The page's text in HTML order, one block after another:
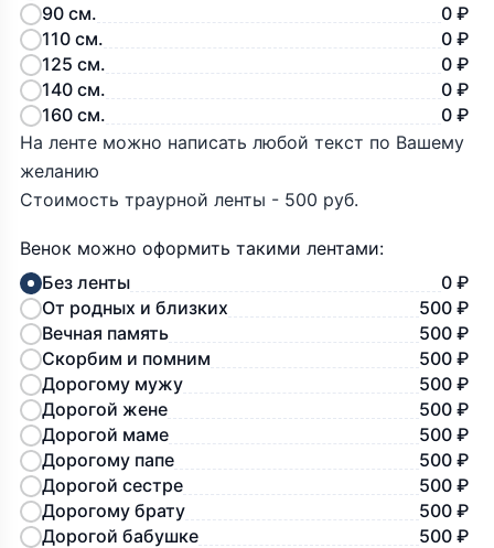
90 см.
0 ₽
110 см.
0 ₽
125 см.
0 ₽
140 см.
0 ₽
160 см.
0 ₽
На ленте можно написать любой текст по Вашему
желанию
Стоимость траурной ленты - 500 руб.
Венок можно оформить такими лентами:
Без ленты
0 ₽
От родных и близких
500 ₽
Вечная память
500 ₽
Скорбим и помним
500 ₽
Дорогому мужу
500 ₽
Дорогой жене
500 ₽
Дорогой маме
500 ₽
Дорогому папе
500 ₽
Дорогой сестре
500 ₽
Дорогому брату
500 ₽
Дорогой бабушке
500 ₽